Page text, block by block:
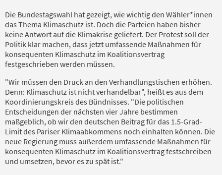
Die Bundestagswahl hat gezeigt, wie wichtig den Wähler*innen
das Thema Klimaschutz ist. Doch die Parteien haben bisher
keine Antwort auf die Klimakrise geliefert. Der Protest soll der
Politik klar machen, dass jetzt umfassende Maßnahmen für
konsequenten Klimaschutz im Koalitionsvertrag
festgeschrieben werden müssen.
"Wir müssen den Druck an den Verhandlungstischen erhöhen.
Denn: Klimaschutz ist nicht verhandelbar", heißt es aus dem
Koordinierungskreis des Bündnisses. "Die politischen
Entscheidungen der nächsten vier Jahre bestimmen
maßgeblich, ob wir den deutschen Beitrag für das 1.5-Grad-
Limit des Pariser Klimaabkommens noch einhalten können. Die
neue Regierung muss außerdem umfassende Maßnahmen für
konsequenten Klimaschutz im Koalitionsvertrag festschreiben
und umsetzen, bevor es zu spät ist."